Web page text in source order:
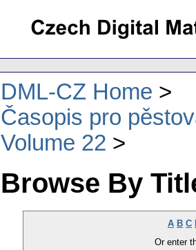
DML-CZ Home
Časopis pro
Volume 22
Browse By
A B C
Or enter